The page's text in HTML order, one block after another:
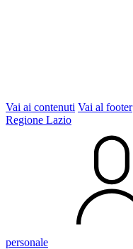
Vai ai contenuti Vai al footer
Regione Lazio
personale